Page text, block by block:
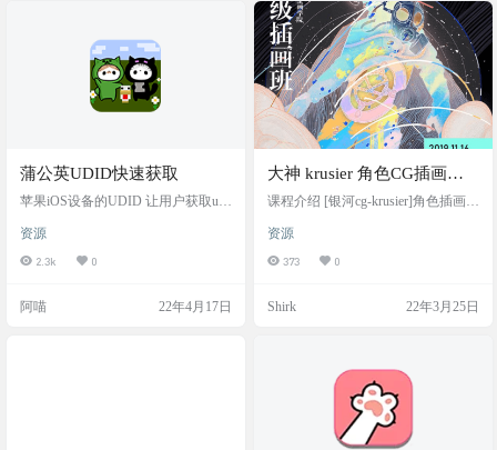
巧从中谋取到不少好处。伯衡君就
总结了一些途径，可以供读者朋友
去赚取额外收益。 前情提要 《狗画
师！你 Ai 作画爷爷来了——人人皆
可为大画家》 内容详情 …
蒲公英UDID快速获取
苹果iOS设备的UDID 让用户获取udi
资源
2.3k 0
阿喵 22年4月17日
大神 krusier 角色CG插画班
完结
课程介绍 [银河cg-krusier]角色插画班
头像、身体、动态、衣褶、色彩、
光影等方面着重讲解，共10天课时
资源
373 0
Shirk 22年3月25日